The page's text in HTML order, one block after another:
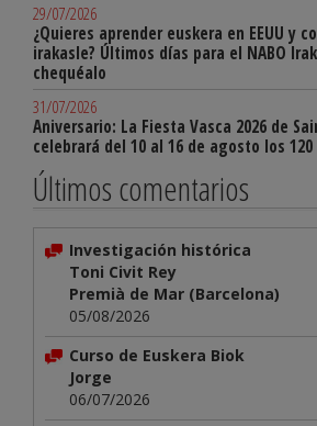
29/07/2026
¿Quieres aprender euskera en EEUU y
irakasle? Últimos días para el NABO
chequéalo
31/07/2026
Aniversario: La Fiesta Vasca 2026 de
celebrará del 10 al 16 de agosto los
Últimos comentarios
Investigación histórica
Toni Civit Rey
Premià de Mar (Barcelona)
05/08/2026
Curso de Euskera Biok
Jorge
06/07/2026